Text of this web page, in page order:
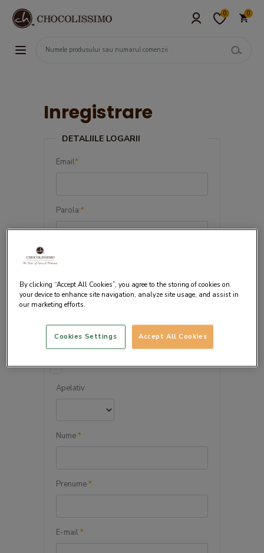
0 0
Inregistrare
DETALIILE LOGARII
Email*
Parola:*
DETALIILE PERSONALE
Persoana juridica
Apelativ
Nume*
Prenume*
E-mail*
By clicking “Accept All Cookies”, you agree to the storing of cookies on
your device to enhance site navigation, analyze site usage, and assist in
our marketing efforts.
Accept All Cookies
Cookies Settings